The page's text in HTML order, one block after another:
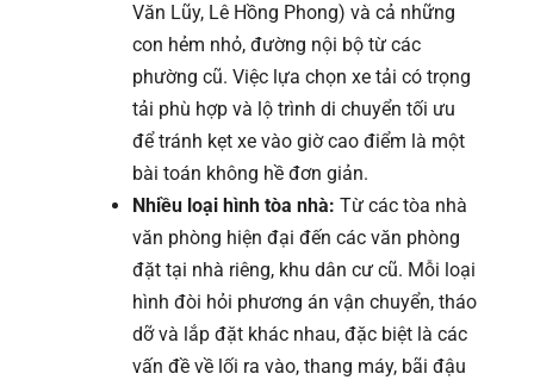
Văn Lũy, Lê Hồng Phong) và cả những
con hẻm nhỏ, đường nội bộ từ các
phường cũ. Việc lựa chọn xe tải có trọng
tải phù hợp và lộ trình di chuyển tối ưu
để tránh kẹt xe vào giờ cao điểm là một
bài toán không hề đơn giản.
Nhiều loại hình tòa nhà: Từ các tòa nhà
văn phòng hiện đại đến các văn phòng
đặt tại nhà riêng, khu dân cư cũ. Mỗi loại
hình đòi hỏi phương án vận chuyển, tháo
dỡ và lắp đặt khác nhau, đặc biệt là các
vấn đề về lối ra vào, thang máy, bãi đậu